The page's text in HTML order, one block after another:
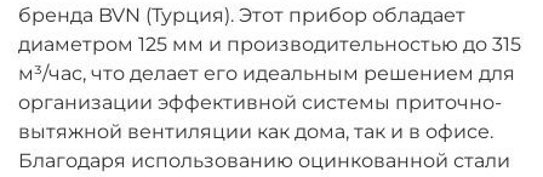
бренда BVN (Турция). Этот прибор обладает
диаметром 125 мм и производительностью до 315
м³/час, что делает его идеальным решением для
организации эффективной системы приточно-
вытяжной вентиляции как дома, так и в офисе.
Благодаря использованию оцинкованной стали